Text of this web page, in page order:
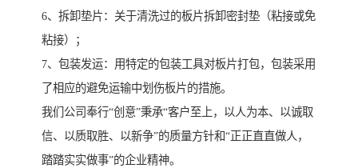
6、拆卸垫片：关于清洗过的板片拆卸密封垫（粘接或免
粘接）；
7、包装发运：用特定的包装工具对板片打包，包装采用
了相应的避免运输中划伤板片的措施。
我们公司奉行“创意”秉承“客户至上，以人为本、以诚取
信、以质取胜、以新争”的质量方针和“正正直直做人，
踏踏实实做事”的企业精神。